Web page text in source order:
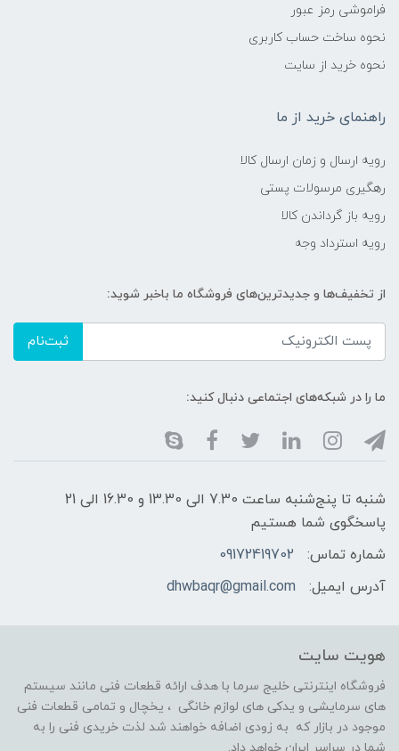
فراموشی رمز عبور
نحوه ساخت حساب کاربری
نحوه خرید از سایت
راهنمای خرید از ما
رویه ارسال و زمان ارسال کالا
رهگیری مرسولات پستی
رویه باز گرداندن کالا
رویه استرداد وجه
از تخفیف‌ها و جدیدترین‌های فروشگاه ما باخبر شوید:
ثبت‌نام
ما را در شبکه‌های اجتماعی دنبال کنید:
شنبه تا پنج‌شنبه ساعت 7.30 الی 13.30 و 16.30 الی 21
پاسخگوی شما هستیم
شماره تماس:
09172419702
آدرس ایمیل:
dhwbaqr@gmail.com
هویت سایت
فروشگاه اینترنتی خلیج سرما با هدف ارائه قطعات فنی مانند سیستم
های سرمایشی و یدکی های لوازم خانگی ، یخچال و تمامی قطعات فنی
موجود در بازار که به زودی اضافه خواهند شد لذت خریدی فنی را به